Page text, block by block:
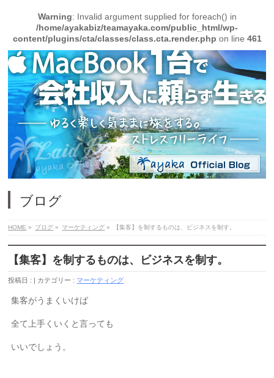
Warning: Invalid argument supplied for foreach() in
/home/ayakabiz/teamayaka.com/public_html/wp-
content/plugins/cta/classes/class.cta.render.php on line 461
ブログ
HOME » ブログ » マーケティング » 【集客】を制するものは、ビジネスを制す。
【集客】を制するものは、ビジネスを制す。
投稿日 : カテゴリー : マーケティング
集客がうまくいけば
全て上手くいくと言っても
いいでしょう。